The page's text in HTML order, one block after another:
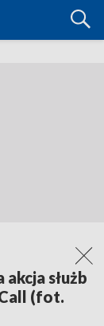
służb
(fot.